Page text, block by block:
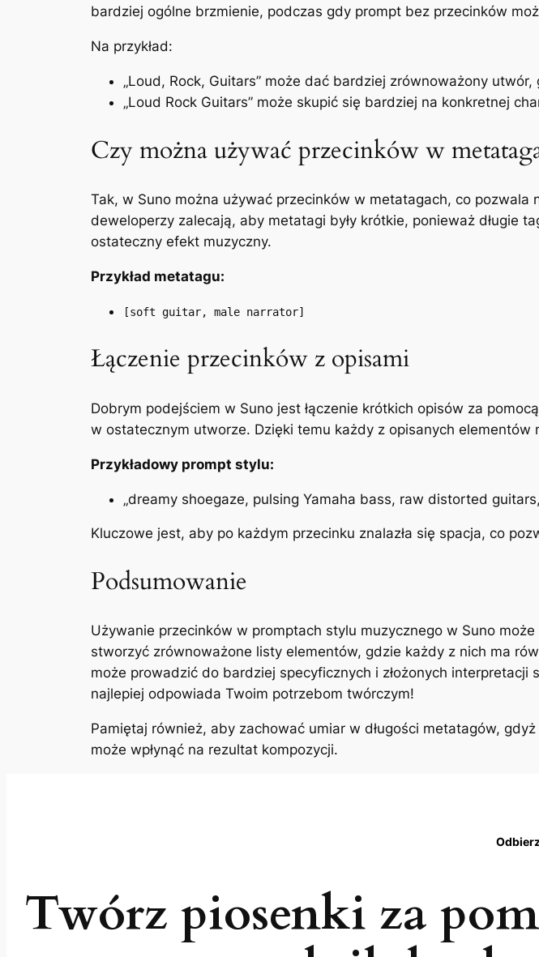
bardziej ogólne brzmienie, podczas gdy prompt bez przecinków
Na przykład:
„Loud, Rock, Guitars” może dać bardziej zrównoważony
„Loud Rock Guitars” może skupić się bardziej na konkretnej
Czy można używać przecinków w
Tak, w Suno można używać przecinków w metatagach, co
deweloperzy zalecają, aby metatagi były krótkie, ponieważ długie
ostateczny efekt muzyczny.
Przykład metatagu:
[soft guitar, male narrator]
Łączenie przecinków z opisami
Dobrym podejściem w Suno jest łączenie krótkich opisów za
w ostatecznym utworze. Dzięki temu każdy z opisanych elementów
Przykładowy prompt stylu:
„dreamy shoegaze, pulsing Yamaha bass, raw distorted
Kluczowe jest, aby po każdym przecinku znalazła się spacja, co
Podsumowanie
Używanie przecinków w promptach stylu muzycznego w Suno
stworzyć zrównoważone listy elementów, gdzie każdy z nich ma
może prowadzić do bardziej specyficznych i złożonych
najlepiej odpowiada Twoim potrzebom twórczym!
Pamiętaj również, aby zachować umiar w długości metatagów,
może wpłynąć na rezultat kompozycji.
Twórz piosenki za